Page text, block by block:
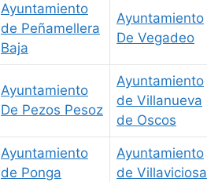
Ayuntamiento
de Peñamellera
Baja
Ayuntamiento
De Vegadeo
Ayuntamiento
De Pezos Pesoz
Ayuntamiento
de Villanueva
de Oscos
Ayuntamiento
de Ponga
Ayuntamiento
de Villaviciosa